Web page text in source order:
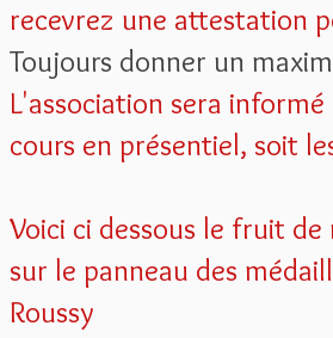
recevrez une attestation
Toujours donner un
L'association sera
cours en présentiel, soit
Voici ci dessous le fruit
sur le panneau des
Roussy